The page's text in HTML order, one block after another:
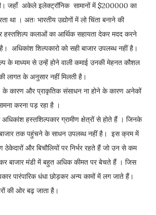
जहाँ अकेले इलेक्ट्रॉनिक सामानों में $200000 का
था । अतः भारतीय उद्योगों में लो चिंता बनाने की
कलाओं का आर्थिक सहायता देकर मदद करने
अधिकांश शिल्पकारो को सही बाजार उपलब्ध नहीं है।
के माध्यम से उन्हें होने वाली कमाई उनकी मेहनत कौशल
लागत के अनुसार नहीं मिलती है।
कारण और प्राकृतिक संसाधन ना होने के कारण अनेकों
करना पड़ रहा है ।
अधिकांश हस्तशिल्पकार ग्रामीण क्षेत्रों से होते हैं । जिनके
बाजार तक पहुंचने के साधन उपलब्ध नहीं है। इस क्रम में
ठेकेदारों और बिचौलियों पर निर्भर रहते हैं जो उन से कम
बाजार मंडी में बहुत अधिक कीमत पर बेचते हैं । जिस
पारंपारिक धंधा छोड़कर अन्य कामों में लग जाते हैं।
की ओर बढ़ जाता है।